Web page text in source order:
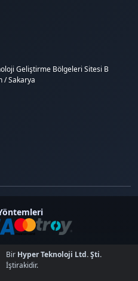
Geliştirme Bölgeleri Sitesi B
/ Sakarya
Bir Hyper Teknoloji Ltd. Şti.
İştirakidir.